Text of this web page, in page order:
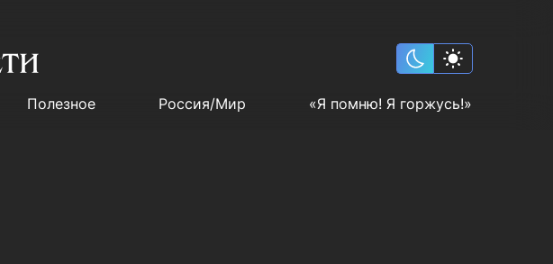
Полезное Россия/Мир «Я помню! Я горжусь!»